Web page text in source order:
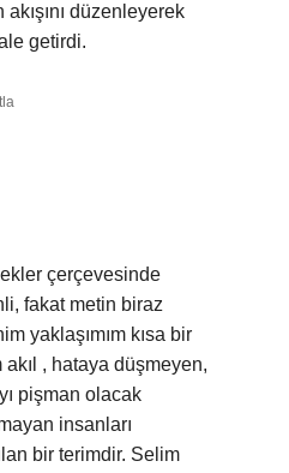
akışını düzenleyerek
getirdi.
çerçevesinde
fakat metin biraz
yaklaşımım kısa bir
, hataya düşmeyen,
pişman olacak
insanları
bir terimdir. Selim